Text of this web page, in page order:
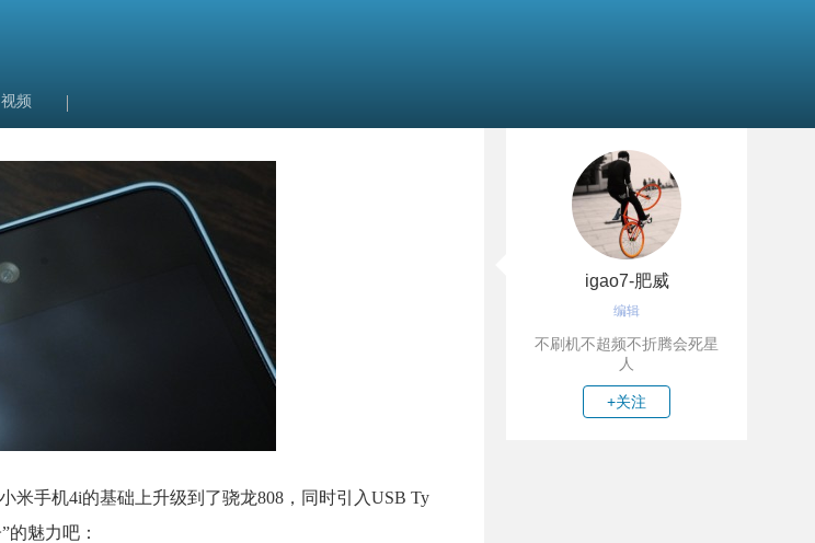
视频
米手机4i的基础上升级到了骁龙808，同时引入USB Ty
魅力吧：
igao7-肥威
编辑
不刷机不超频不折腾会死星
人
+关注